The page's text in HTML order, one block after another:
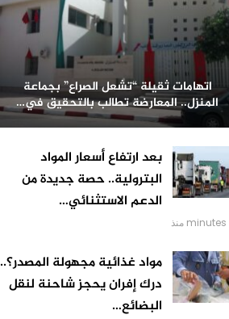
اتهامات ثقيلة “تشعل الصراع” بجماعة
المنزل.. المعارضة تطالب بالتحقيق في…
بعد ارتفاع أسعار المواد
البترولية.. حصة جديدة من
الدعم الاستثنائي…
مواد غذائية مجهولة المصدر؟..
درك إفران يحجز شاحنة لنقل
البضائع…